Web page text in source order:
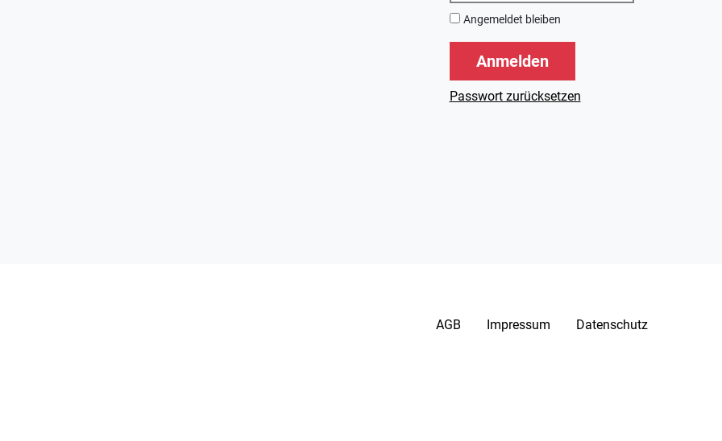
Angemeldet bleiben
Anmelden
Passwort zurücksetzen
AGB Impressum Datenschutz